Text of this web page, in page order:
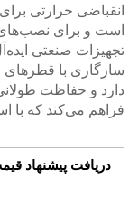
انقباضی حرارتی
است و برای
تجهیزات صنعتی
سازگاری با
دارد و حفاظت
فراهم می‌کند که با
دریافت پیشنهاد